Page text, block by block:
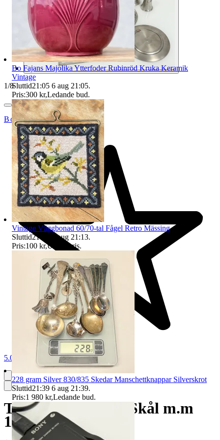
1/8
Bohagsbyrån
5.0
TENN Fat Bägare Skål m.m
1,9 kg
Bo Fajans Majolika Ytterfoder Rubinröd Kruka Keramik
Vintage
Sluttid21:05 6 aug 21:05.
Pris:300 kr,Ledande bud.
Vintage Väggbonad 60/70-tal Fågel Retro Mässing
Sluttid21:13 6 aug 21:13.
Pris:100 kr,Utropspris.
228 gram Silver 830/835 Skedar Manschettknappar Silverskrot
Sluttid21:39 6 aug 21:39.
Pris:1 980 kr,Ledande bud.